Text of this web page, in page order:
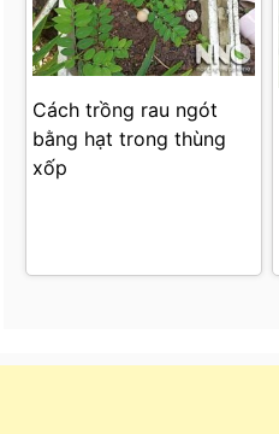
Cách trồng rau ngót
bằng hạt trong thùng
xốp